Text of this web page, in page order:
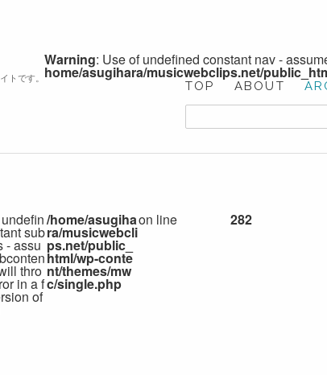
トです。
Warning: Use of undefined constant nav -
home/asugihara/musicwebclips.net/
TOP ABOUT
sub
- assu
thro
in a f
of
/home/asugiha
ra/musicwebcli
ps.net/public_
html/wp-conte
nt/themes/mw
c/single.php
on line 282